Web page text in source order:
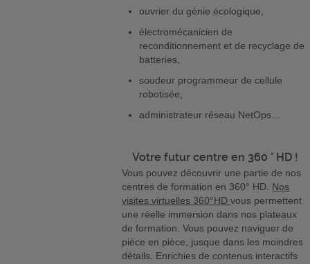
ouvrier du génie écologique,
électromécanicien de
reconditionnement et de recyclage de
batteries,
soudeur programmeur de cellule
robotisée,
administrateur réseau NetOps…
Votre futur centre en 360 ° HD !
Vous pouvez découvrir une partie de nos
centres de formation en 360° HD. Nos
visites virtuelles 360°HDvous permettent
une réelle immersion dans nos plateaux
de formation. Vous pouvez naviguer de
pièce en pièce, jusque dans les moindres
détails. Enrichies de contenus interactifs